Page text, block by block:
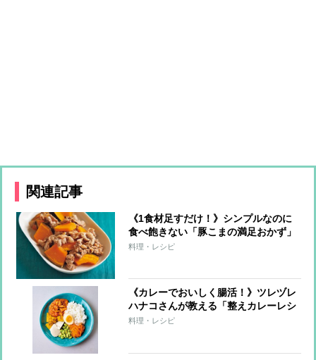
関連記事
《1食材足すだけ！》シンプルなのに
食べ飽きない「豚こまの満足おかず」
5アレンジ
料理・レシピ
《カレーでおいしく腸活！》ツレヅレ
ハナコさんが教える「整えカレーレシ
ピ」手軽な“仕込みおき”で栄養価アッ
料理・レシピ